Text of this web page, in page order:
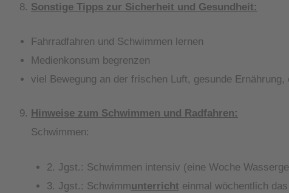
Sonstige Tipps zur Sicherheit und Gesundheit:
Fahrradfahren und Schwimmen lernen
Medienkonsum begrenzen
viel Bewegung an der frischen Luft, gesunde
Hinweise zum Schwimmen und Radfahren:
Schwimmen:
2. Jgst.: Schwimmen intensiv (eine Woche
3. Jgst.: Schwimmunterricht einmal wöchentlich